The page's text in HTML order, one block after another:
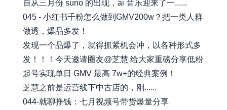
自从三月份 suno 的出现，ai 音乐迎来了一......
045 - 小红书千粉怎么做到GMV200w？把一类人群
做透，爆品多发！
发现一个品爆了，就得抓紧机会冲，以各种形式多
发！！！今天邀请圈友@芝慧 给大家重磅分享低粉
起号实现单日 GMV 最高 7w+的经典案例！
芝慧之前是运营线下中古店的，刚......
044-就聊挣钱：七月视频号带货爆量分享